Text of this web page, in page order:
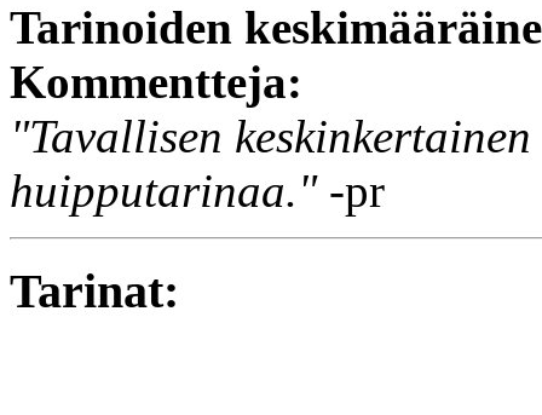
Tarinoiden
Kommentteja:
"Tavallisen
huipputarinaa."-pr
Tarinat: